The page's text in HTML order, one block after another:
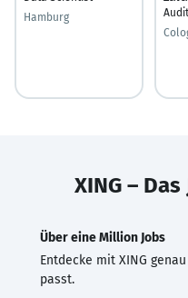
Hamburg
XING –
Über eine Million Jobs
Entdecke mit XING
passt.